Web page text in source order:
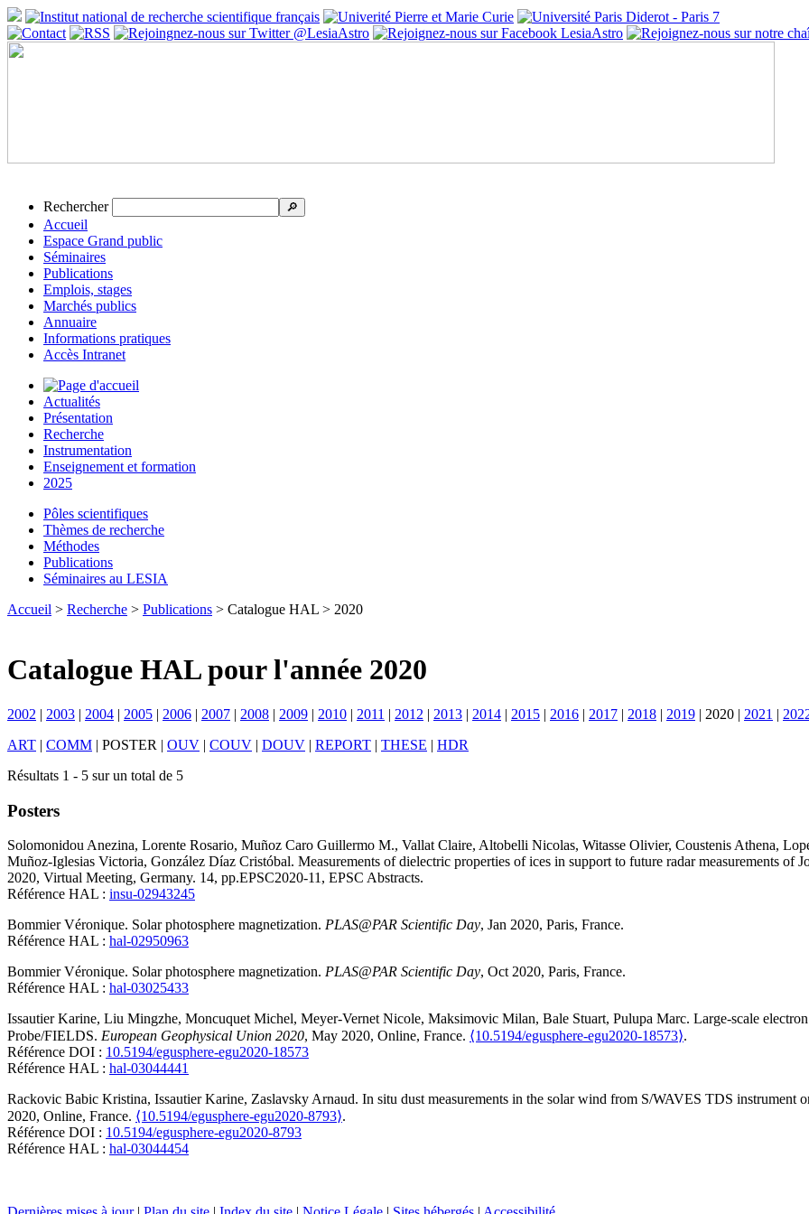
Rechercher 🔎
Accueil
Espace Grand public
Séminaires
Publications
Emplois, stages
Marchés publics
Annuaire
Informations pratiques
Accès Intranet
Actualités
Présentation
Recherche
Instrumentation
Enseignement et formation
2025
Pôles scientifiques
Thèmes de recherche
Méthodes
Publications
Séminaires au LESIA
Accueil > Recherche > Publications > Catalogue HAL > 2020
Catalogue HAL pour l'année 2020
2002 | 2003 | 2004 | 2005 | 2006 | 2007 | 2008 | 2009 | 2010 | 2011 | 2012 | 2013 | 2014 | 2015 | 2016 | 2017 | 2018 | 2019 | 2020 | 2021 |
ART | COMM | POSTER | OUV | COUV | DOUV | REPORT | THESE | HDR
Résultats 1 - 5 sur un total de 5
Posters
Solomonidou Anezina, Lorente Rosario, Muñoz Caro Guillermo M., Vallat Claire, Altobelli Nicolas, Witasse Olivier, Coustenis Athena,
Muñoz-Iglesias Victoria, González Díaz Cristóbal. Measurements of dielectric properties of ices in support to future radar measurements of
2020, Virtual Meeting, Germany. 14, pp.EPSC2020-11, EPSC Abstracts.
Référence HAL : insu-02943245
Bommier Véronique. Solar photosphere magnetization. PLAS@PAR Scientific Day, Jan 2020, Paris, France.
Référence HAL : hal-02950963
Bommier Véronique. Solar photosphere magnetization. PLAS@PAR Scientific Day, Oct 2020, Paris, France.
Référence HAL : hal-03025433
Issautier Karine, Liu Mingzhe, Moncuquet Michel, Meyer-Vernet Nicole, Maksimovic Milan, Bale Stuart, Pulupa Marc. Large-scale
Probe/FIELDS. European Geophysical Union 2020, May 2020, Online, France. ⟨10.5194/egusphere-egu2020-18573⟩.
Référence DOI : 10.5194/egusphere-egu2020-18573
Référence HAL : hal-03044441
Rackovic Babic Kristina, Issautier Karine, Zaslavsky Arnaud. In situ dust measurements in the solar wind from S/WAVES TDS instrument
2020, Online, France. ⟨10.5194/egusphere-egu2020-8793⟩.
Référence DOI : 10.5194/egusphere-egu2020-8793
Référence HAL : hal-03044454